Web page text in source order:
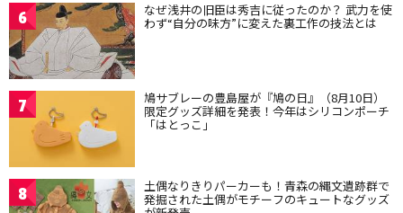
6 なぜ浅井の旧臣は秀吉に従ったのか？ 武力を使
わず“自分の味方”に変えた裏工作の技法とは
7 鳩サブレーの豊島屋が『鳩の日』（8月10日）
限定グッズ詳細を発表！今年はシリコンポーチ
「はとっこ」
8 土偶なりきりパーカーも！青森の縄文遺跡群で
発掘された土偶がモチーフのキュートなグッズ